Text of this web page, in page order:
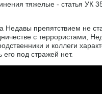
тяжелые - статья УК
Недавы препятствием не
с террористами,
и коллеги
его под стражей нет.